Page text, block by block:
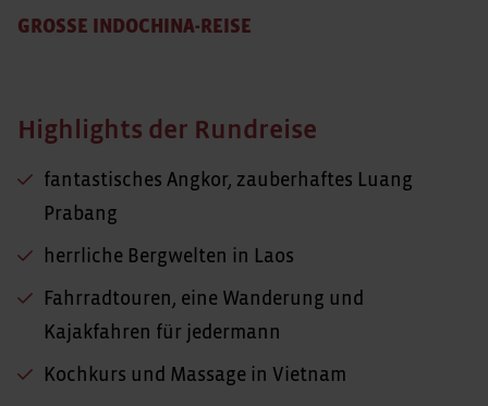
GROSSE INDOCHINA-REISE
Highlights der Rundreise
fantastisches Angkor, zauberhaftes Luang
Prabang
herrliche Bergwelten in Laos
Fahrradtouren, eine Wanderung und
Kajakfahren für jedermann
Kochkurs und Massage in Vietnam